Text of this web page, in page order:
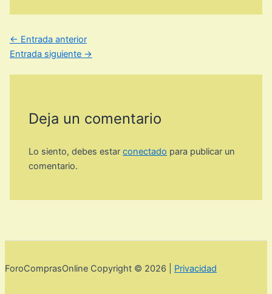
← Entrada anterior
Entrada siguiente →
Deja un comentario
Lo siento, debes estarconectado para publicar un
comentario.
ForoComprasOnline Copyright © 2026 | Privacidad